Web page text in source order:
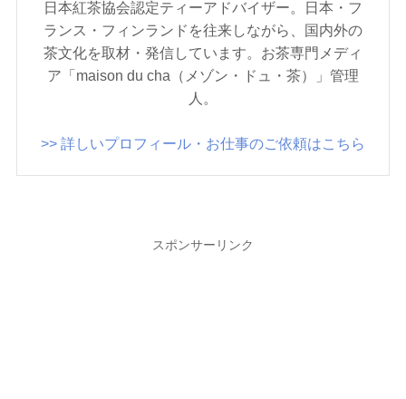
日本紅茶協会認定ティーアドバイザー。日本・フ
ランス・フィンランドを往来しながら、国内外の
茶文化を取材・発信しています。お茶専門メディ
ア「maison du cha（メゾン・ドュ・茶）」管理
人。
>> 詳しいプロフィール・お仕事のご依頼はこちら
スポンサーリンク